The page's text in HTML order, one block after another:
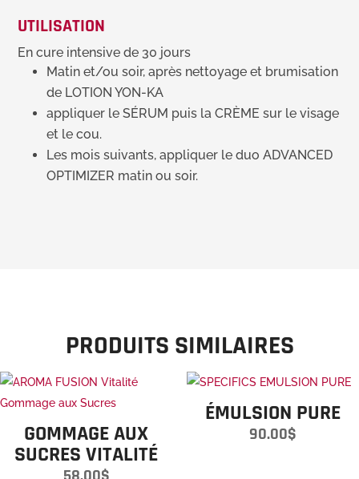
UTILISATION
En cure intensive de 30 jours
Matin et/ou soir, après nettoyage et brumisation
de LOTION YON-KA
appliquer le SÉRUM puis la CRÈME sur le visage
et le cou.
Les mois suivants, appliquer le duo ADVANCED
OPTIMIZER matin ou soir.
PRODUITS SIMILAIRES
GOMMAGE AUX
SUCRES VITALITÉ
ÉMULSION PURE
90.00$